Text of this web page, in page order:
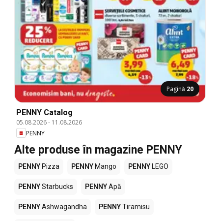
Pagină 20
PENNY Catalog
05.08.2026- 11.08.2026
PENNY
Alte produse în magazine PENNY
PENNY Pizza PENNY Mango PENNY LEGO
PENNYStarbucks PENNYApă
PENNYAshwagandha PENNYTiramisu